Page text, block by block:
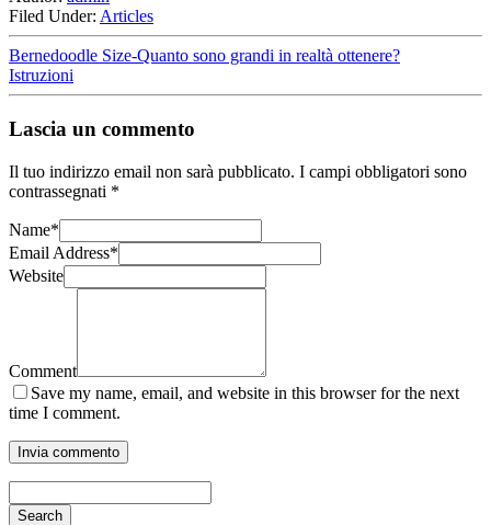
Filed Under: Articles
Bernedoodle Size-Quanto sono grandi in realtà ottenere?
Istruzioni
Lascia un commento
Il tuo indirizzo email non sarà pubblicato. I campi obbligatori sono
contrassegnati *
Name*
Email Address*
Website
Comment
Save my name, email, and website in this browser for the next
time I comment.
Search